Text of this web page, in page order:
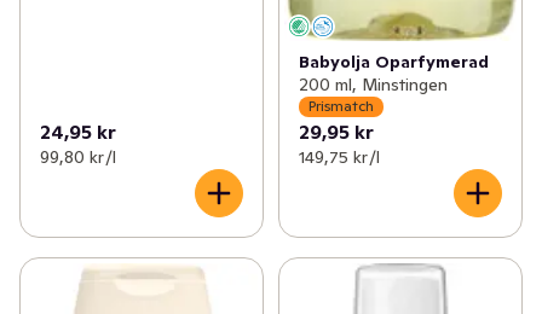
24,95 kr
99,80 kr /l
Babyolja Oparfymerad
200 ml, Minstingen
Prismatch
29,95 kr
149,75 kr /l